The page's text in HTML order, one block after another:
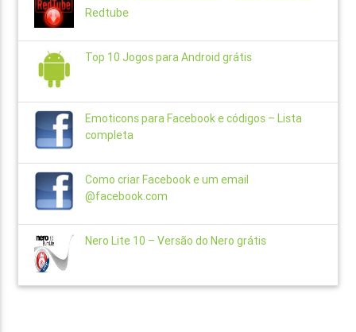
Redtube
Top 10 Jogos para Android grátis
Emoticons para Facebook e códigos – Lista
completa
Como criar Facebook e um email
@facebook.com
Nero Lite 10 – Versão do Nero grátis